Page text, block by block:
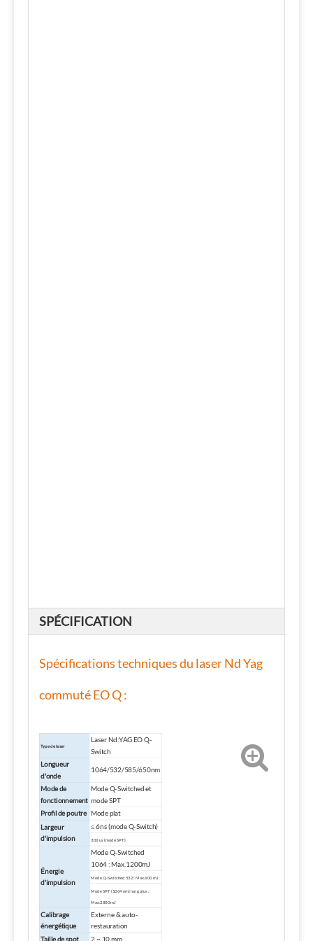
SPÉCIFICATION
Spécifications techniques du laser Nd Yag
commuté EO Q :
Type de laser
Laser Nd:YAG EO Q-
Switch
Longueur
d'onde
1064/532/585/650nm
Mode de
fonctionnement
Mode Q-Switched et
mode SPT
Profil de poutre Mode plat
Largeur
d'impulsion
≤ 6ns (mode Q-Switch)
300 us (mode SPT)
Énergie
d'impulsion
Mode Q-Switched
1064 : Max.1200mJ
Mode Q-Switched 532 : Max.600 mJ
Mode SPT (1064 nm) long plus :
Max.2800 mJ
Calibrage
énergétique
Externe & auto-
restauration
Taille de spot
2 ~ 10 mm